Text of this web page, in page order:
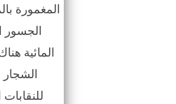
المغمورة
الجسور
المائية